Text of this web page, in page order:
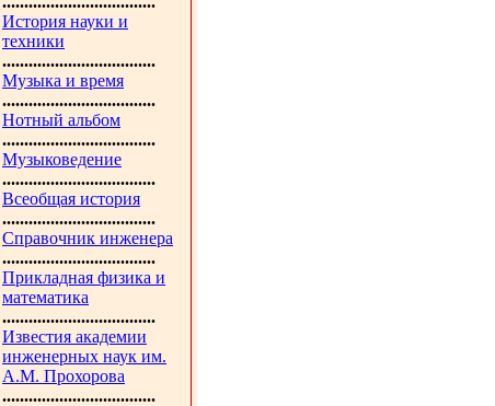
История науки и
техники
...................................
Музыка и время
...................................
Нотный альбом
...................................
Музыковедение
...................................
Всеобщая история
...................................
Справочник инженера
...................................
Прикладная физика и
математика
...................................
Известия академии
инженерных наук им.
А.М. Прохорова
...................................